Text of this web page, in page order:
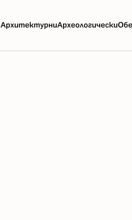
АрхитектурниАрхеологически